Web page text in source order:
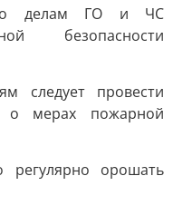
по делам ГО и ЧС
безопасности
следует провести
о мерах пожарной
регулярно орошать